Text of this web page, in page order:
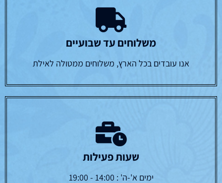
משלוחים עד שבועיים
אנו עובדים בכל הארץ, משלוחים ממטולה לאילת
שעות פעילות
ימים א'-ה' : 14:00 - 19:00